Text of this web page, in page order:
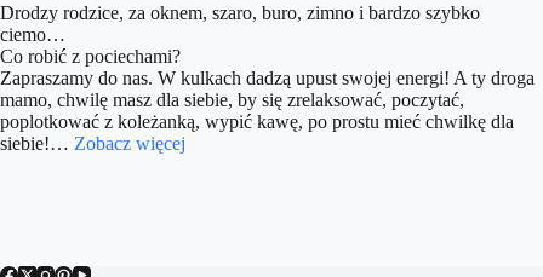
Drodzy rodzice, za oknem, szaro, buro, zimno i bardzo szybko
ciemo…
Co robić z pociechami?
Zapraszamy do nas. W kulkach dadzą upust swojej energi! A ty droga
mamo, chwilę masz dla siebie, by się zrelaksować, poczytać,
poplotkować z koleżanką, wypić kawę, po prostu mieć chwilkę dla
siebie!… Zobacz więcej